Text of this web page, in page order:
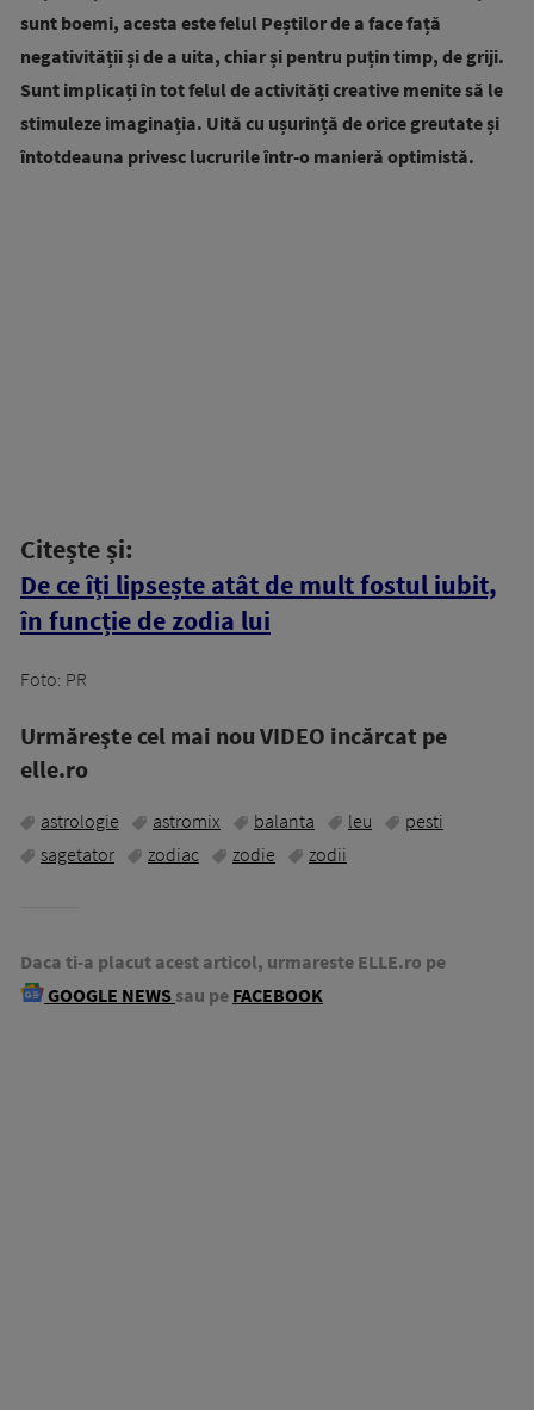
sunt boemi, acesta este felul Peștilor de a face față
negativității și de a uita, chiar și pentru puțin timp, de griji.
Sunt implicați în tot felul de activități creative menite să le
stimuleze imaginația. Uită cu ușurință de orice greutate și
întotdeauna privesc lucrurile într-o manieră optimistă.
Citește și:
De ce îți lipsește atât de mult fostul iubit,
în funcție de zodia lui
Foto: PR
Urmăreşte cel mai nou VIDEO incărcat pe
elle.ro
astrologie astromix balanta leu
pesti
sagetator
zodiac zodie zodii
Daca ti-a placut acest articol, urmareste ELLE.ro pe
GOOGLE NEWS sau pe FACEBOOK